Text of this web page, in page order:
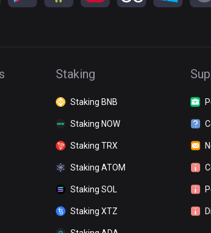
Staking
Staking BNB
Staking NOW
Staking TRX
Staking ATOM
Staking SOL
Staking XTZ